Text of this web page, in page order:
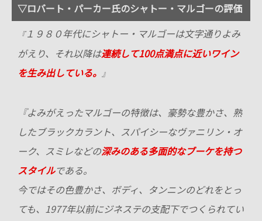
▽ロバート・パーカー氏のシャトー・マルゴーの評価
『１９８０年代にシャトー・マルゴーは文字通りよみ
がえり、それ以降は連続して100点満点に近いワイン
を生み出している。
』
『よみがえったマルゴーの特徴は、豪勢な豊かさ、熟
したブラックカラント、スパイシーなヴァニリン・オ
ーク、スミレなどの深みのある多面的なブーケを持つ
スタイルである。
今ではその色豊かさ、ボディ、タンニンのどれをとっ
ても、1977年以前にジネステの支配下でつくられてい